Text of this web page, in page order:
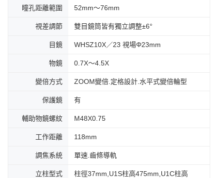
瞳孔距離範圍 52mm～76mm
視差調節 雙目鏡筒皆有獨立調整±6°
目鏡 WHSZ10X／23 視場Φ23mm
物鏡 0.7X～4.5X
變倍方式 ZOOM變倍.定格設計.水平式變倍輪型
保護鏡 有
輔助物鏡螺紋 M48X0.75
工作距離 118mm
調焦系統 單速.齒條導軌
立柱型式
柱徑37mm,U1S柱高475mm,U1C柱高